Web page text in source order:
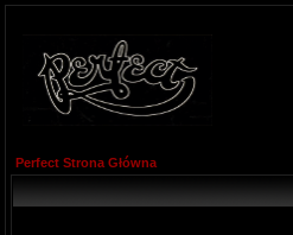
Perfect Strona Główna